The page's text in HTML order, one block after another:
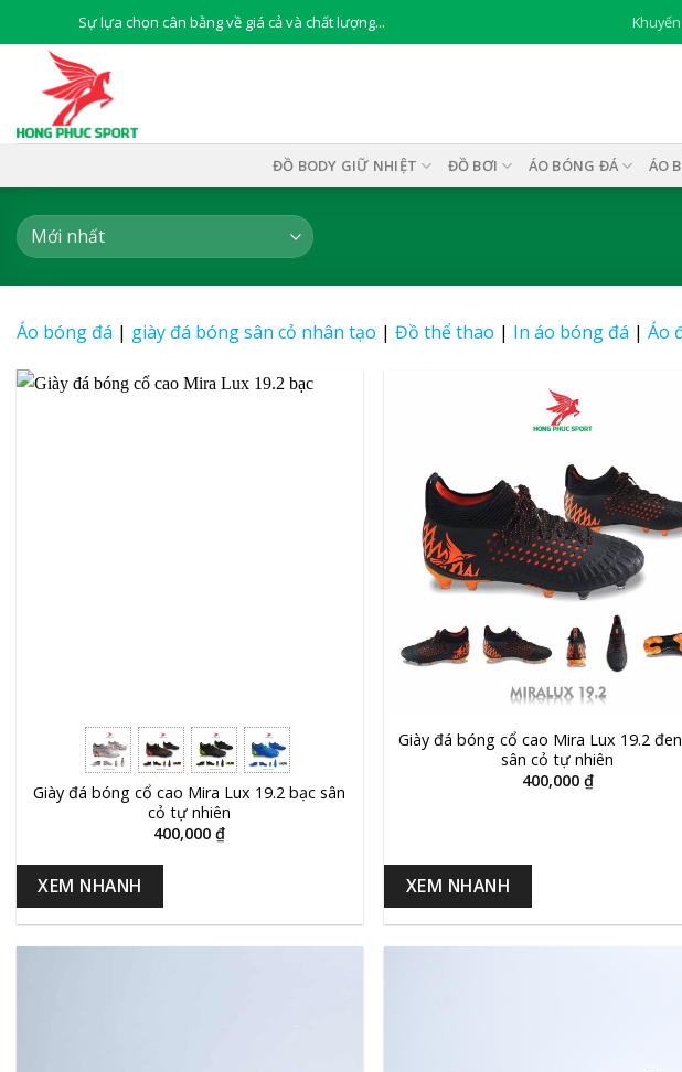
to
content
Sự lựa chọn cân bằng về giá cả và chất lượng...
ĐỒ BODY GIỮ NHIỆT ĐỒ BƠI ÁO BÓNG ĐÁ ÁO
Áo bóng đá | giày đá bóng sân cỏ nhân tạo | Đồ thể thao | In áo bóng đá | Áo
Giày đá bóng cổ cao Mira Lux 19.2 bạc sân
cỏ tự nhiên
400,000₫
XEM NHANH
Giày đá bóng cổ cao Mira Lux 19.2
sân cỏ tự nhiên
400,000 ₫
XEM NHANH